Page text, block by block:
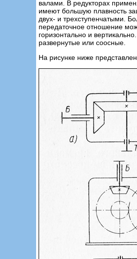
валами. В редукторах
имеют большую плавность
двух- и трехступенчатыми.
передаточное отношение
горизонтально и
развернутые или соосные.
На рисунке ниже